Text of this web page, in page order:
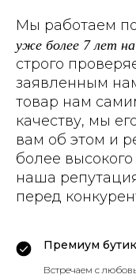
Мы работаем
уже более 7 лет
строго
заявленным
товар нам
качеству, мы
вам об этом и
более высокого
наша
перед
Премиум бутик
Встречаем с